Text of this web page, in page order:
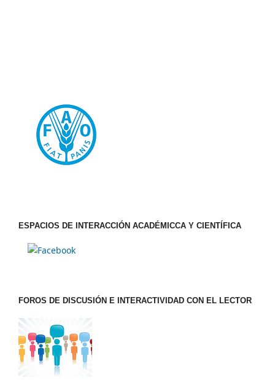
ESPACIOS DE INTERACCIÓN ACADÉMICCA Y CIENTÍFICA
FOROS DE DISCUSIÓN E INTERACTIVIDAD CON EL LECTOR